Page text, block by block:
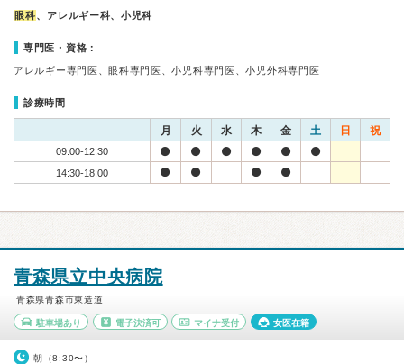
眼科、アレルギー科、小児科
専門医・資格：
アレルギー専門医、眼科専門医、小児科専門医、小児外科専門医
診療時間
月 火 水 木 金 土 日 祝
09:00-12:30
14:30-18:00
青森県立中央病院
青森県青森市東造道
駐車場あり 電子決済可 マイナ受付 女医在籍
朝（8:30〜）